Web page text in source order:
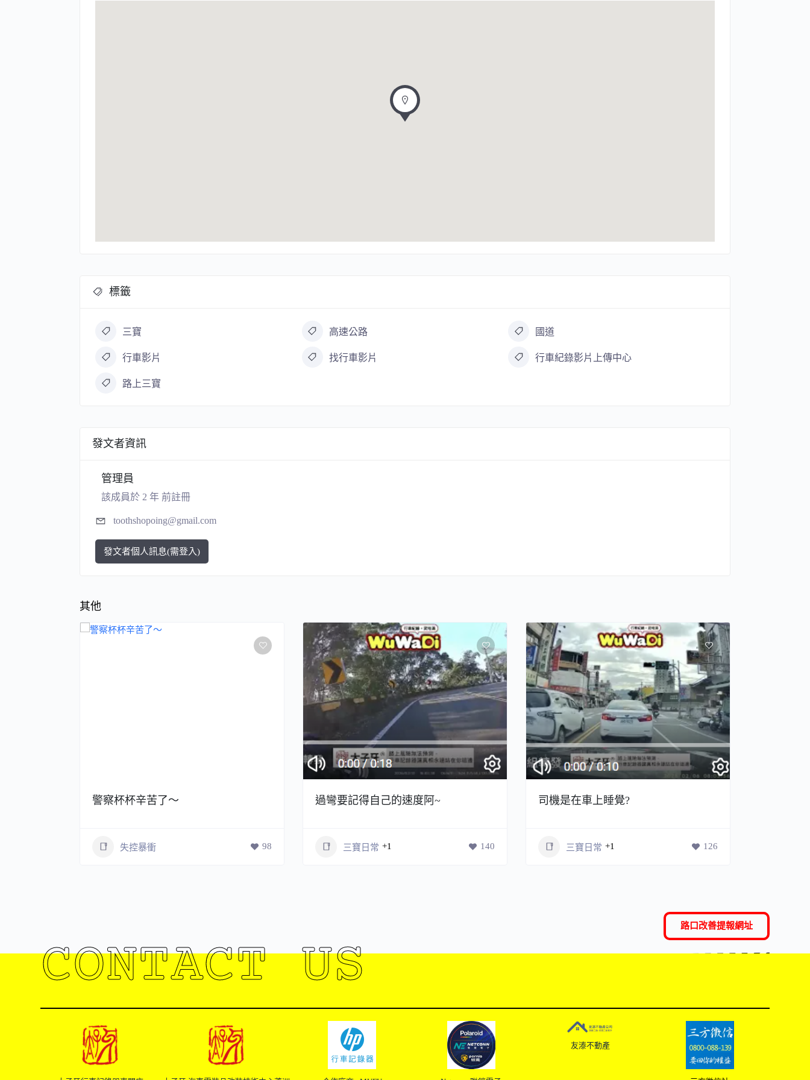
標籤
三寶 高速公路 國道
行車影片 找行車影片 行車紀錄影片上傳中心
路上三寶
發文者資訊
管理員
該成員於 2 年 前註冊
toothshopoing@gmail.com
發文者個人訊息(需登入)
其他
警察杯杯辛苦了～
失控暴衝 98
過彎要記得自己的速度阿~
三寶日常 +1 140
司機是在車上睡覺?
三寶日常 +1 126
路口改善提報網址
CONTACT US
友溙不動產